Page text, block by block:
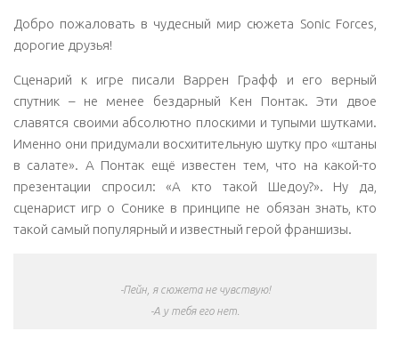
Добро пожаловать в чудесный мир сюжета Sonic Forces,
дорогие друзья!
Сценарий к игре писали Варрен Графф и его верный
спутник – не менее бездарный Кен Понтак. Эти двое
славятся своими абсолютно плоскими и тупыми шутками.
Именно они придумали восхитительную шутку про «штаны
в салате». А Понтак ещё известен тем, что на какой-то
презентации спросил: «А кто такой Шедоу?». Ну да,
сценарист игр о Сонике в принципе не обязан знать, кто
такой самый популярный и известный герой франшизы.
-Пейн, я сюжета не чувствую!
-А у тебя его нет.